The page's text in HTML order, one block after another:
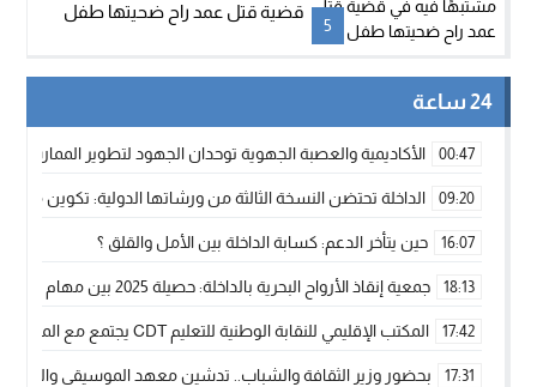
5
قضية قتل عمد راح ضحيتها طفل
24 ساعة
00:47 الأكاديمية والعصبة الجهوية توحدان الجهود لتطوير الممارسة
09:20 الداخلة تحتضن النسخة الثالثة من ورشاتها الدولية: تكوين
16:07 حين يتأخر الدعم: كسابة الداخلة بين الأمل والقلق ؟
18:13 جمعية إنقاذ الأرواح البحرية بالداخلة: حصيلة 2025 بين مهام الإنقاذ ومشروع “دار البحار”
17:42 المكتب الإقليمي للنقابة الوطنية للتعليم CDT يجتمع مع المدير الإقليمي لمناقشة ملفات جوهرية لنساء ورجال التعليم
17:31 بحضور وزير الثقافة والشباب.. تدشين معهد الموسيقى والفنون